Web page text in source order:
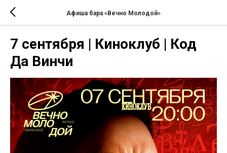
Афиша бара «Вечно Молодой»
7 сентября | Киноклуб | Код
Да Винчи